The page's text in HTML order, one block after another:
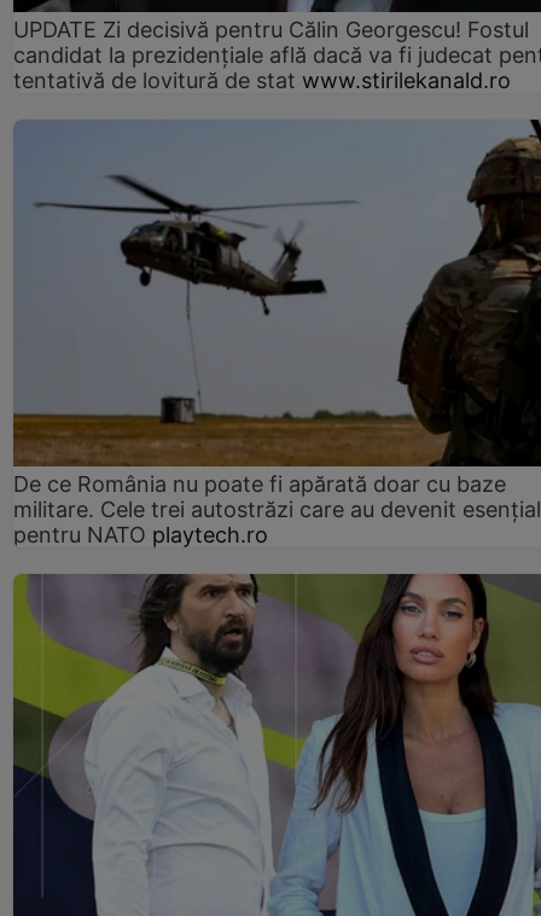
UPDATE Zi decisivă pentru Călin Georgescu! Fostul
candidat la prezidențiale află dacă va fi judecat
tentativă de lovitură de stat www.stirilekanald.ro
De ce România nu poate fi apărată doar cu baze
militare. Cele trei autostrăzi care au devenit
pentru NATO playtech.ro